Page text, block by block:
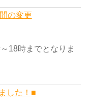
の変更
18時までとなりま
した！■